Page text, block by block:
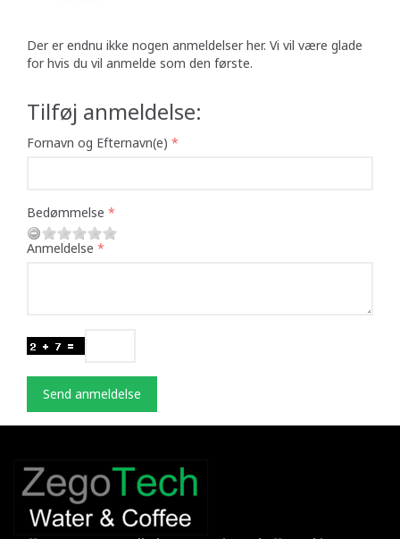
Der er endnu ikke nogen anmeldelser her. Vi vil være glade
for hvis du vil anmelde som den første.
Tilføj anmeldelse:
Fornavn og Efternavn(e)
Bedømmelse
Anmeldelse
Send anmeldelse